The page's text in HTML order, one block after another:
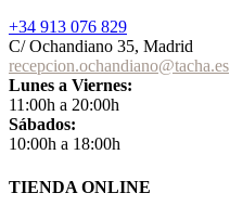
+34 913 076 829
C/ Ochandiano 35, Madrid
recepcion.ochandiano@tacha.es
Lunes a Viernes:
11:00h a 20:00h
Sábados:
10:00h a 18:00h
TIENDA ONLINE